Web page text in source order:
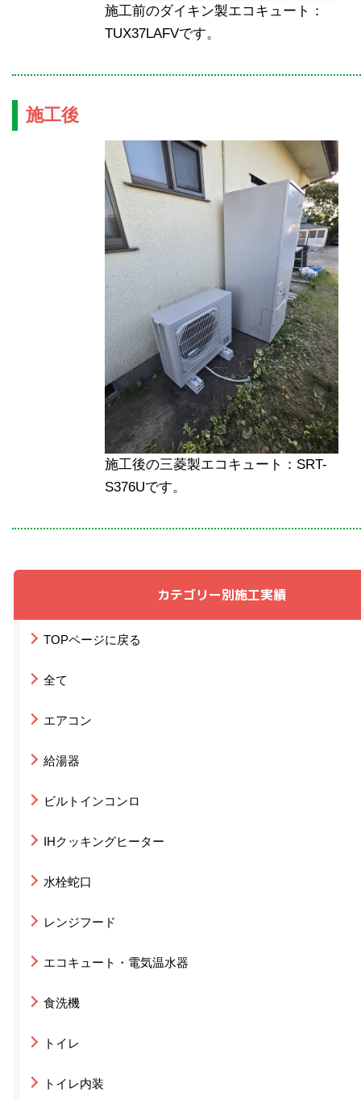
カテゴリー別施工実績
TOPページに戻る
全て
エアコン
給湯器
ビルトインコンロ
IHクッキングヒーター
水栓蛇口
レンジフード
エコキュート・電気温水器
食洗機
トイレ
トイレ内装
施工前のダイキン製エコキュート：
TUX37LAFVです。
施工後
施工後の三菱製エコキュート：SRT-
S376Uです。